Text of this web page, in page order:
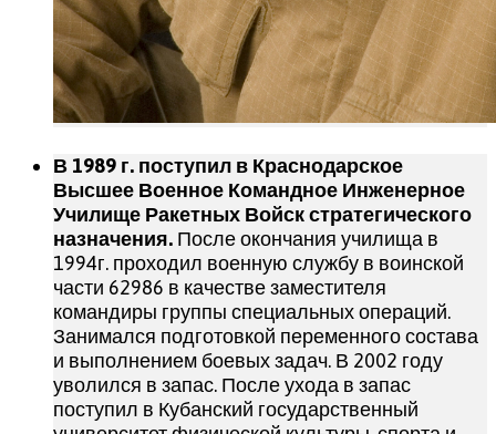
В 1989 г. поступил в Краснодарское
Высшее Военное Командное Инженерное
Училище Ракетных Войск стратегического
назначения. После окончания училища в
1994г. проходил военную службу в воинской
части 62986 в качестве заместителя
командиры группы специальных операций.
Занимался подготовкой переменного состава
и выполнением боевых задач. В 2002 году
уволился в запас. После ухода в запас
поступил в Кубанский государственный